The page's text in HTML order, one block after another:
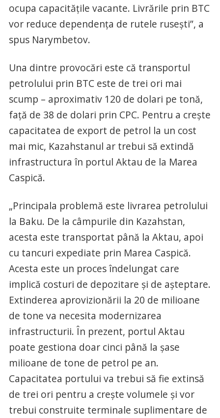
ocupa capacitățile vacante. Livrările prin BTC
vor reduce dependența de rutele rusești”, a
spus Narymbetov.
Una dintre provocări este că transportul
petrolului prin BTC este de trei ori mai
scump – aproximativ 120 de dolari pe tonă,
față de 38 de dolari prin CPC. Pentru a crește
capacitatea de export de petrol la un cost
mai mic, Kazahstanul ar trebui să extindă
infrastructura în portul Aktau de la Marea
Caspică.
„Principala problemă este livrarea petrolului
la Baku. De la câmpurile din Kazahstan,
acesta este transportat până la Aktau, apoi
cu tancuri expediate prin Marea Caspică.
Acesta este un proces îndelungat care
implică costuri de depozitare și de așteptare.
Extinderea aprovizionării la 20 de milioane
de tone va necesita modernizarea
infrastructurii. În prezent, portul Aktau
poate gestiona doar cinci până la șase
milioane de tone de petrol pe an.
Capacitatea portului va trebui să fie extinsă
de trei ori pentru a crește volumele și vor
trebui construite terminale suplimentare de